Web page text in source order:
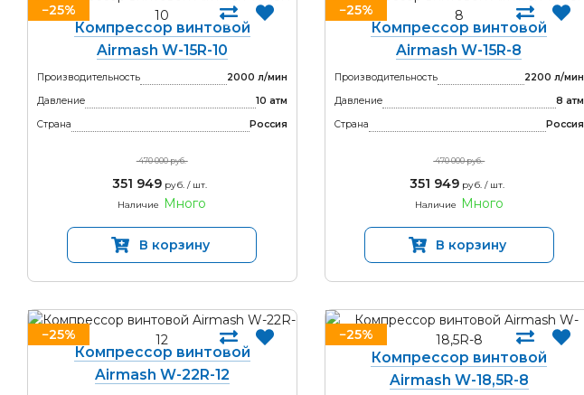
−25%
Компрессор винтовой
Airmash W-15R-10
Производительность
2000 л/мин
Давление
10 атм
Страна
Россия
470 000 руб.
351 949 руб. / шт.
Наличие
Много
В корзину
−25%
Компрессор винтовой
Airmash W-15R-8
Производительность
2200 л/мин
Давление
8 атм
Страна
Россия
470 000 руб.
351 949руб. / шт.
Наличие
Много
В корзину
−25%
Компрессор винтовой
Airmash W-22R-12
−25%
Компрессор винтовой
Airmash W-18,5R-8